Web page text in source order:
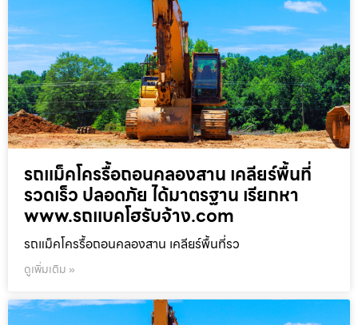
รถแม็คโครรื้อถอนคลองสาน เคลียร์พื้นที่
รวดเร็ว ปลอดภัย ได้มาตรฐาน เรียกหา
www.รถแบคโฮรับจ้าง.com
รถแม็คโครรื้อถอนคลองสาน เคลียร์พื้นที่รว
ดูเพิ่มเติม »